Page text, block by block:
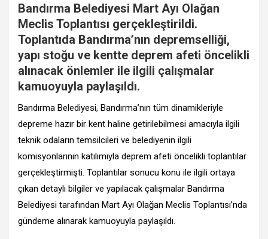
Bandırma Belediyesi Mart Ayı Olağan
Meclis Toplantısı gerçekleştirildi.
Toplantıda Bandırma’nın depremselliği,
yapı stoğu ve kentte deprem afeti öncelikli
alınacak önlemler ile ilgili çalışmalar
kamuoyuyla paylaşıldı.
Bandırma Belediyesi, Bandırma’nın tüm dinamikleriyle
depreme hazır bir kent haline getirilebilmesi amacıyla ilgili
teknik odaların temsilcileri ve belediyenin ilgili
komisyonlarının katılımıyla deprem afeti öncelikli toplantılar
gerçekleştirmişti. Toplantılar sonucu konu ile ilgili ortaya
çıkan detaylı bilgiler ve yapılacak çalışmalar Bandırma
Belediyesi tarafından Mart Ayı Olağan Meclis Toplantısı’nda
gündeme alınarak kamuoyuyla paylaşıldı.